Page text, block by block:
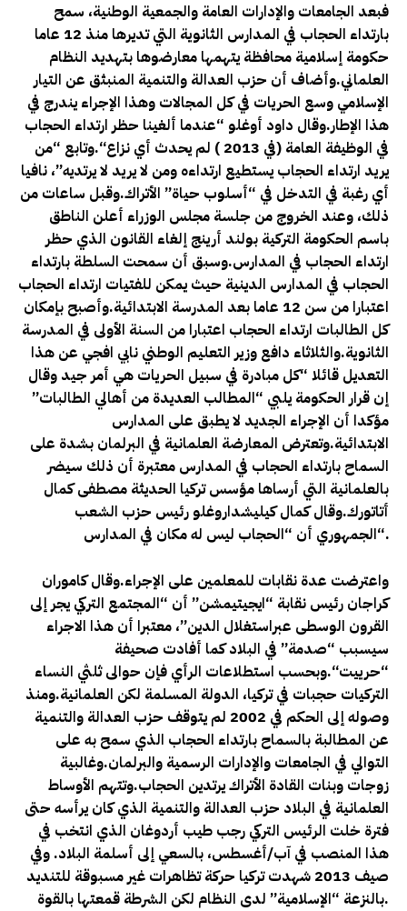
فبعد الجامعات والإدارات العامة والجمعية الوطنية، سمح
بارتداء الحجاب في المدارس الثانوية التي تديرها منذ 12 عاما
حكومة إسلامية محافظة يتهمها معارضوها بتهديد النظام
العلماني.وأضاف أن حزب العدالة والتنمية المنبثق عن التيار
الإسلامي وسع الحريات في كل المجالات وهذا الإجراء يندرج في
هذا الإطار.وقال داود أوغلو “عندما ألغينا حظر ارتداء الحجاب
في الوظيفة العامة (في 2013 ) لم يحدث أي نزاع
“.وتابع “من
يريد ارتداء الحجاب يستطيع ارتداءه ومن لا يريد لا يرتديه”، نافيا
أي رغبة في التدخل في “أسلوب حياة” الأتراك.وقبل ساعات من
ذلك، وعند الخروج من جلسة مجلس الوزراء أعلن الناطق
باسم الحكومة التركية بولند أرينج إلغاء القانون الذي حظر
ارتداء الحجاب في المدارس.وسبق أن سمحت السلطة بارتداء
الحجاب في المدارس الدينية حيث يمكن للفتيات ارتداء الحجاب
اعتبارا من سن 12 عاما بعد المدرسة الابتدائية
.وأصبح بإمكان
كل الطالبات ارتداء الحجاب اعتبارا من السنة الأولى في المدرسة
الثانوية.والثلاثاء دافع وزير التعليم الوطني نابي افجي عن هذا
التعديل قائلا “كل مبادرة في سبيل الحريات هي أمر جيد وقال
إن قرار الحكومة يلبي “المطالب العديدة من أهالي الطالبات”
مؤكدا أن الإجراء الجديد لا يطبق على المدارس
الابتدائية.وتعترض المعارضة العلمانية في البرلمان بشدة على
السماح بارتداء الحجاب في المدارس معتبرة أن ذلك سيضر
بالعلمانية التي أرساها مؤسس تركيا الحديثة مصطفى كمال
أتاتورك.وقال كمال كيليشداروغلو رئيس حزب الشعب
الجمهوري أن “الحجاب ليس له مكان في المدارس“.
واعترضت عدة نقابات للمعلمين على الإجراء.وقال كاموران
كراجان رئيس نقابة “ايجيتيمشن” أن “المجتمع التركي يجر إلى
القرون الوسطى عبراستغلال الدين”، معتبرا أن هذا الاجراء
سيسبب “صدمة” في البلاد كما أفادت صحيفة
“حرييت“.وبحسب استطلاعات الرأي فإن حوالى ثلثي النساء
التركيات حجبات في تركيا، الدولة المسلمة لكن العلمانية.ومنذ
وصوله إلى الحكم في 2002 لم يتوقف حزب العدالة والتنمية
عن المطالبة بالسماح بارتداء الحجاب الذي سمح به على
التوالي في الجامعات والإدارات الرسمية والبرلمان.وغالبية
زوجات وبنات القادة الأتراك يرتدين الحجاب.وتتهم الأوساط
العلمانية في البلاد حزب العدالة والتنمية الذي كان يرأسه حتى
فترة خلت الرئيس التركي رجب طيب أردوغان الذي انتخب في
هذا المنصب في آب/أغسطس، بالسعي إلى أسلمة البلاد. وفي
صيف 2013 شهدت تركيا حركة تظاهرات غير مسبوقة للتنديد
بالنزعة “الإسلامية” لدى النظام لكن الشرطة قمعتها بالقوة.